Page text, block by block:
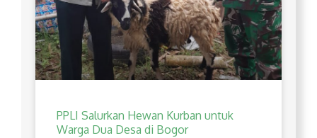
PPLI Salurkan Hewan Kurban untuk
Warga Dua Desa di Bogor